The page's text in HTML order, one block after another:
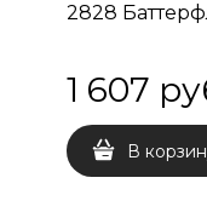
2828
1 607
В